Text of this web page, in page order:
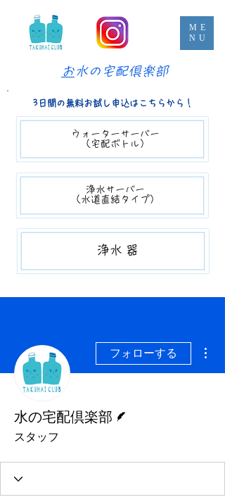
​お水の宅配倶楽部
3日間の無料お試し申込はこちらから！
ウォーターサーバー​​
（宅配ボトル）
浄水サーバー
（​水道直結タイプ）
​​浄水器
ME
NU
フォローする
水の宅配倶楽部
スタッフ